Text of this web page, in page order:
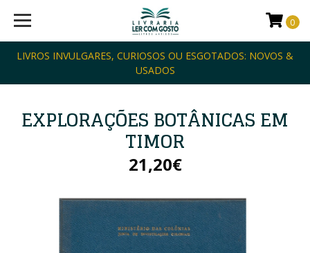
LIVROS INVULGARES, CURIOSOS OU ESGOTADOS: NOVOS &
USADOS
0
EXPLORAÇÕES BOTÂNICAS EM
TIMOR
21,20€